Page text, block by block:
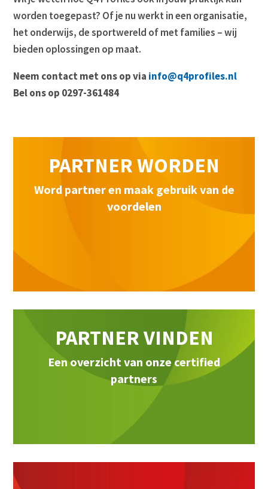
worden toegepast? Of je nu werkt in een organisatie,
het onderwijs, de sportwereld of met families – wij
bieden oplossingen op maat.
Neem contact met ons op via info@q4profiles.nl
Bel ons op 0297-361484
PARTNER WORDEN
Word partner en maak gebruik van de
voordelen
PARTNER VINDEN
Een overzicht van onze certified
partners